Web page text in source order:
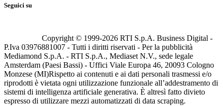
Seguici su
Copyright © 1999-2026 RTI S.p.A. Business Digital -
P.Iva 03976881007 - Tutti i diritti riservati - Per la pubblicità
Mediamond S.p.A. - RTI S.p.A., Mediaset N.V., sede legale
Amsterdam (Paesi Bassi) - Uffici Viale Europa 46, 20093 Cologno
Monzese (MI)Rispetto ai contenuti e ai dati personali trasmessi e/o
riprodotti è vietata ogni utilizzazione funzionale all’addestramento di
sistemi di intelligenza artificiale generativa. È altresì fatto divieto
espresso di utilizzare mezzi automatizzati di data scraping.